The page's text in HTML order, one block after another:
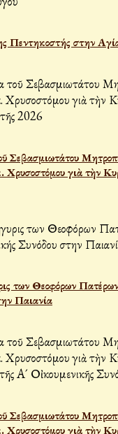
Πεντηκοστής στην
Σεβασμιωτάτου
Χρυσοστόμου γιὰ τὴν
των Θεοφόρων
Παιανία
Σεβασμιωτάτου
Χρυσοστόμου γιὰ τὴν